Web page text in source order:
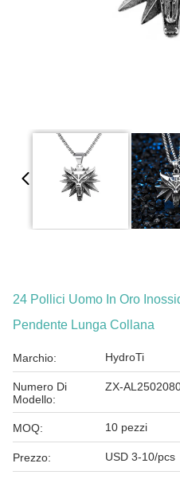
24 Pollici Uomo In Oro
Pendente Lunga Collana
Marchio: HydroTi
Numero Di
Modello:
ZX-
MOQ: 10 pezzi
Prezzo: USD 3-10/pcs